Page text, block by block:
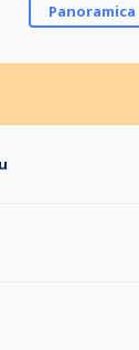
Panoramica